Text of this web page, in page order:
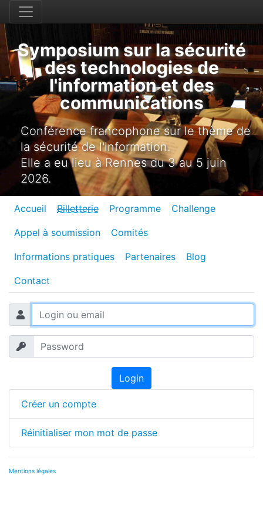
Symposium sur la sécurité
des technologies de
l'information et des
communications
Conférence francophone sur le thème de
la sécurité de l'information.
Elle a eu lieu à Rennes du 3 au 5 juin
2026.
Accueil Billetterie Programme Challenge
Appel à soumission Comités
Informations pratiques Partenaires Blog
Contact
Login
Créer un compte
Réinitialiser mon mot de passe
Mentions légales